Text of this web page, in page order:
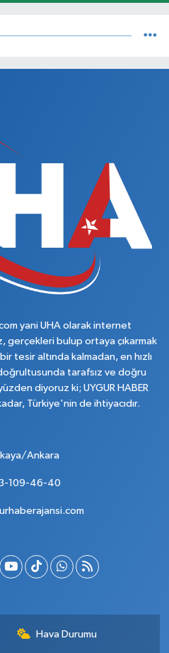
yani UHA olarak internet
gerçekleri bulup ortaya çıkarmak
tesir altında kalmadan, en hızlı
tarafsız ve doğru
diyoruz ki; UYGUR HABER
Türkiye'nin de ihtiyacıdır.
Ankara
109-46-40
Hava Durumu